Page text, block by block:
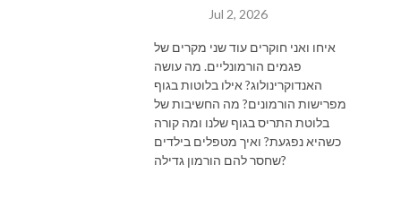
Jul 2, 2026
איחו ואני חוקרים עוד שני מקרים של
פגמים הורמונליים. מה עושה
האנדוקרינולוג? אילו בלוטות בגוף
מפרישות הורמונים? מה החשיבות של
בלוטת התריס בגוף שלנו ומה קורה
כשהיא נפגעת? ואיך מטפלים בילדים
שחסר להם הורמון גדילה?